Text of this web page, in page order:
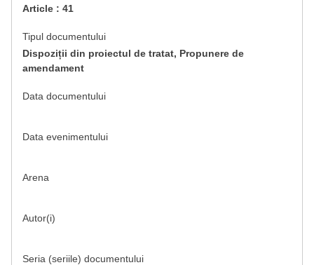
Article : 41
Tipul documentului
Dispoziții din proiectul de tratat, Propunere de
amendament
Data documentului
Data evenimentului
Arena
Autor(i)
Seria (seriile) documentului